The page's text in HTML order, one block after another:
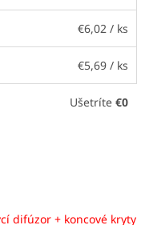
€6,02 / ks
€5,69 / ks
Ušetríte €0
difúzor + koncové kryty